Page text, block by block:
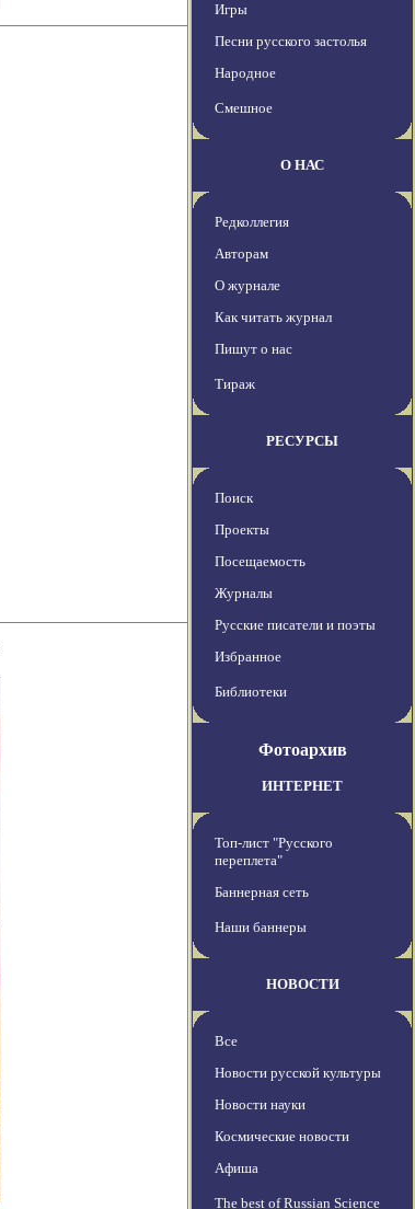
Игры
Песни русского застолья
Народное
Смешное
О НАС
Редколлегия
Авторам
О журнале
Как читать журнал
Пишут о нас
Тираж
РЕСУРСЫ
Поиск
Проекты
Посещаемость
Журналы
Русские писатели и поэты
Избранное
Библиотеки
Фотоархив
ИНТЕРНЕТ
Топ-лист "Русского
переплета"
Баннерная сеть
Наши баннеры
НОВОСТИ
Все
Новости русской культуры
Новости науки
Космические новости
Афиша
The best of Russian Science